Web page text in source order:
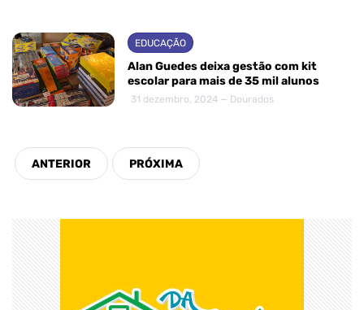
EDUCAÇÃO
Alan Guedes deixa gestão com kit
escolar para mais de 35 mil alunos
31 dezembro, 2024 — Dourados